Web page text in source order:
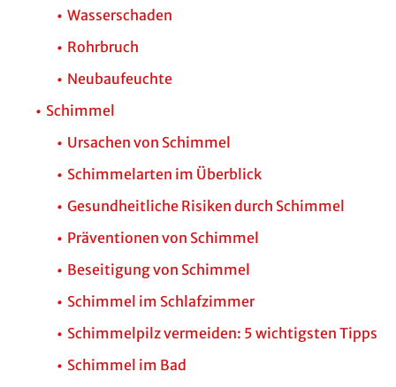
Wasserschaden
Rohrbruch
Neubaufeuchte
Schimmel
Ursachen von Schimmel
Schimmelarten im Überblick
Gesundheitliche Risiken durch Schimmel
Präventionen von Schimmel
Beseitigung von Schimmel
Schimmel im Schlafzimmer
Schimmelpilz vermeiden: 5 wichtigsten Tipps
Schimmel im Bad